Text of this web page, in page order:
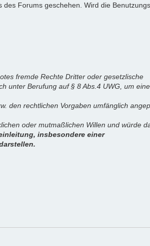
Forums geschehen. Wird die
fremde Rechte Dritter oder gesetzlische
unter Berufung auf § 8 Abs.4 UWG, um eine
den rechtlichen Vorgaben umfänglich
oder mutmaßlichen Willen und würde
insbesondere einer